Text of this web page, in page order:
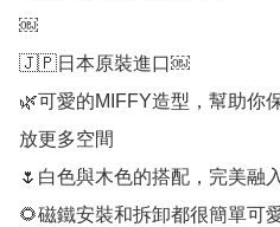
￼
🇯🇵日本原裝進口￼
🌿可愛的MIFFY造型，幫助你
放更多空間
🌷白色與木色的搭配，完美融
🌻磁鐵安裝和拆卸都很簡單可